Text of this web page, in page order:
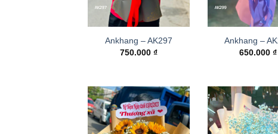
Ankhang – AK297
750.000 ₫
Ankhang –
650.000₫